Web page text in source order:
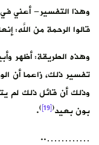
وهذا التفسير- أعني
قالوا الرحمة من اللَّه:
وهذه الطريقة: أظهر
تفسير ذلك، زاعما أن
وذلك أن قائل ذلك لم
بون بعيد(
[19]
)
.
…………..